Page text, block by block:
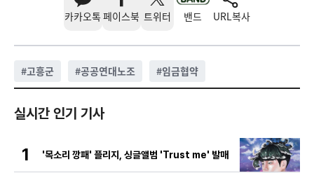
카카오톡 페이스북 트위터 밴드 URL복사
#고흥군 #공공연대노조 #임금협약
실시간 인기 기사
1 '목소리 깡패' 플리지, 싱글앨범 'Trust me' 발매